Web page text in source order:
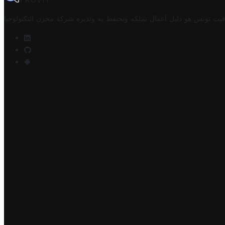
تونس هو دليل أعمال تملكه وتحتفظ به وتديره شركة مخزن التكنولوجيا